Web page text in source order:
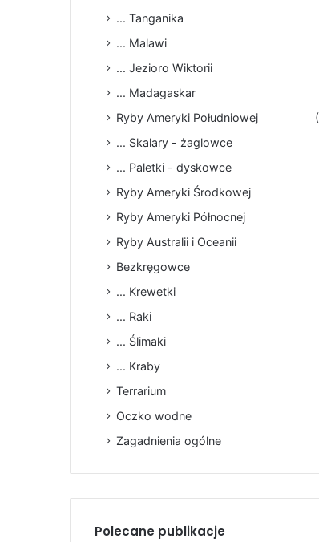
... Tanganika
... Malawi
... Jezioro Wiktorii
... Madagaskar
Ryby Ameryki Południowej
... Skalary - żaglowce
... Paletki - dyskowce
Ryby Ameryki Środkowej
Ryby Ameryki Północnej
Ryby Australii i Oceanii
Bezkręgowce
... Krewetki
... Raki
... Ślimaki
... Kraby
Terrarium
Oczko wodne
Zagadnienia ogólne
Polecane publikacje